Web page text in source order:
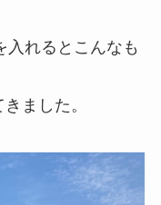
入れるとこんなも
ました。